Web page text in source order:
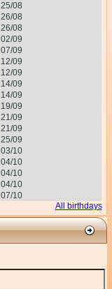
25/08
26/08
26/08
02/09
07/09
12/09
12/09
14/09
14/09
19/09
21/09
21/09
25/09
03/10
04/10
04/10
04/10
07/10
All birthdays